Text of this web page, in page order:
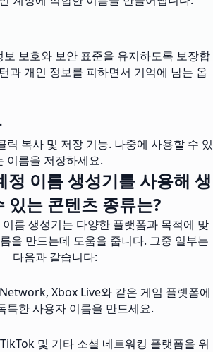
보호와 보안 표준을 유지하도록 보장합
과 개인 정보를 피하면서 기억에 남는 옵
릭 복사 및 저장 기능. 나중에 사용할 수 있
이름을 저장하세요.
정 이름 생성기를 사용해 생
있는 콘텐츠 종류는?
름 생성기는 다양한 플랫폼과 목적에 맞
을 만드는데 도움을 줍니다. 그중 일부는
다음과 같습니다:
Xbox Live와 같은 게임 플랫폼에
특한 사용자 이름을 만드세요.
및 기타 소셜 네트워킹 플랫폼을 위